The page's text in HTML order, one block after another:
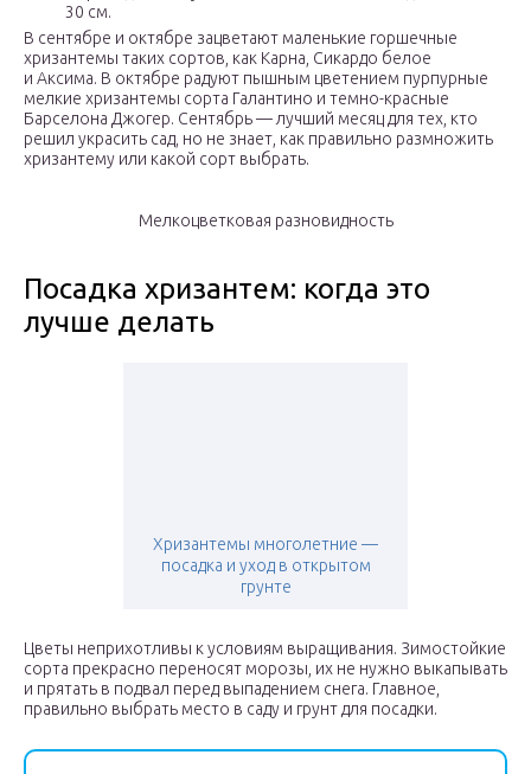
30 см.
В сентябре и октябре зацветают маленькие горшечные
хризантемы таких сортов, как Карна, Сикардо белое
и Аксима. В октябре радуют пышным цветением пурпурные
мелкие хризантемы сорта Галантино и темно-красные
Барселона Джогер. Сентябрь — лучший месяц для тех, кто
решил украсить сад, но не знает, как правильно размножить
хризантему или какой сорт выбрать.
Мелкоцветковая разновидность
Посадка хризантем: когда это
лучше делать
Хризантемы многолетние —
посадка и уход в открытом
грунте
Цветы неприхотливы к условиям выращивания. Зимостойкие
сорта прекрасно переносят морозы, их не нужно выкапывать
и прятать в подвал перед выпадением снега. Главное,
правильно выбрать место в саду и грунт для посадки.